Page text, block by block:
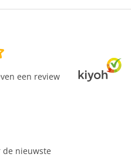
een review
de nieuwste